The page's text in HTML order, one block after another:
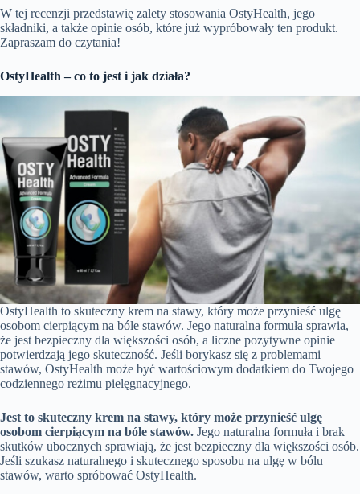
W tej recenzji przedstawię zalety stosowania OstyHealth, jego
składniki, a także opinie osób, które już wypróbowały ten produkt.
Zapraszam do czytania!
OstyHealth – co to jest i jak działa?
OstyHealth to skuteczny krem na stawy, który może przynieść ulgę
osobom cierpiącym na bóle stawów. Jego naturalna formuła sprawia,
że jest bezpieczny dla większości osób, a liczne pozytywne opinie
potwierdzają jego skuteczność. Jeśli borykasz się z problemami
stawów, OstyHealth może być wartościowym dodatkiem do Twojego
codziennego reżimu pielęgnacyjnego.
Jest to skuteczny krem na stawy, który może przynieść ulgę
osobom cierpiącym na bóle stawów. Jego naturalna formuła i brak
skutków ubocznych sprawiają, że jest bezpieczny dla większości osób.
Jeśli szukasz naturalnego i skutecznego sposobu na ulgę w bólu
stawów, warto spróbować OstyHealth.